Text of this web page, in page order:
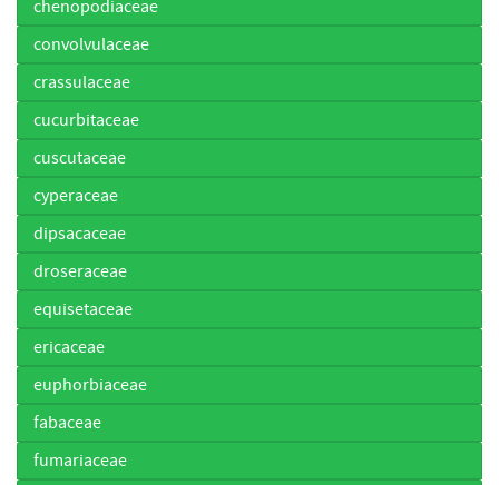
chenopodiaceae
convolvulaceae
crassulaceae
cucurbitaceae
cuscutaceae
cyperaceae
dipsacaceae
droseraceae
equisetaceae
ericaceae
euphorbiaceae
fabaceae
fumariaceae